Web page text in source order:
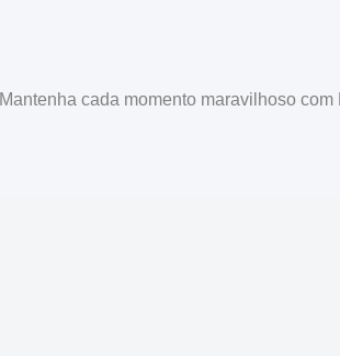
Mantenha cada momento maravilhoso com